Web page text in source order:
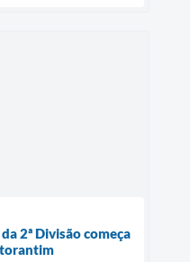
2ª Divisão começa